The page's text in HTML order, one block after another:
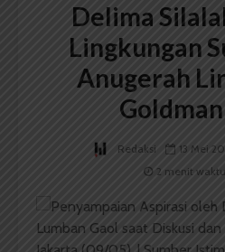
Delima
Lingkungan
Anugerah
Redaksi 13 Mei
2 menit